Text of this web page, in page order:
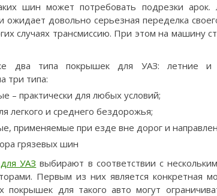
шин может потребовать подрезки
ожидает довольно серьезная переделка
случаях трансмиссию. При этом на машину
два типа покрышек для УАЗ: летние
три типа:
– практически для любых условий;
легкого и среднего бездорожья;
применяемые при езде вне дорог и
грязевых шин
УАЗ выбирают в соответствии с
Первым из них является конкретная
покрышек для такого авто могут